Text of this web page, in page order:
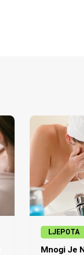
LJEPOTA
Mnogi Je